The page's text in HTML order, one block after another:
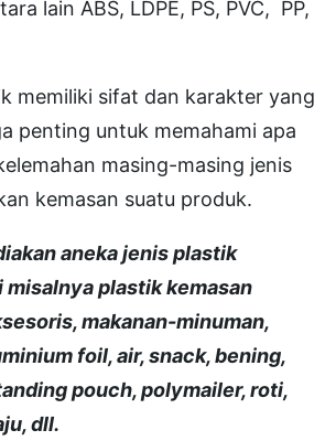
lain ABS, LDPE, PS, PVC, PP,
memiliki sifat dan karakter yang
penting untuk memahami apa
masing-masing jenis
kemasan suatu produk.
aneka jenis plastik
misalnya plastik kemasan
makanan-minuman,
foil, air, snack, bening,
pouch, polymailer, roti,
dll.